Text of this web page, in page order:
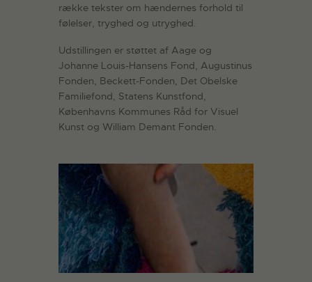
række tekster om hændernes forhold til
følelser, tryghed og utryghed.
Udstillingen er støttet af Aage og
Johanne Louis-Hansens Fond, Augustinus
Fonden, Beckett-Fonden, Det Obelske
Familiefond, Statens Kunstfond,
Københavns Kommunes Råd for Visuel
Kunst og William Demant Fonden.